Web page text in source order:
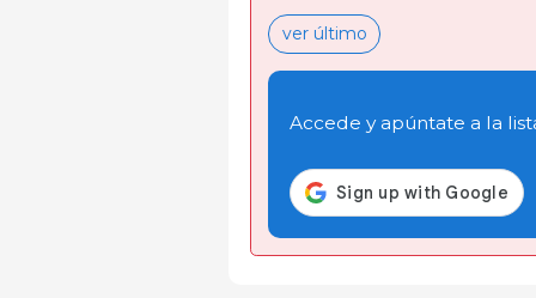
ver último
Accede y apúntate a la